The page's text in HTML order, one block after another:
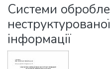
Statistics
Системи
інформації